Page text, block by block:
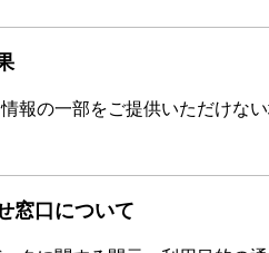
報の一部をご提供いただけな
窓口について